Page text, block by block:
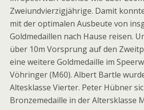
Zweiundvierzigjährige. Damit
mit der optimalen Ausbeute von
Goldmedaillen nach Hause reisen.
über 10m Vorsprung auf den
eine weitere Goldmedaille im
Vöhringer (M60). Albert Bartle
Altesklasse Vierter. Peter Hübner
Bronzemedaille in der Altersklasse